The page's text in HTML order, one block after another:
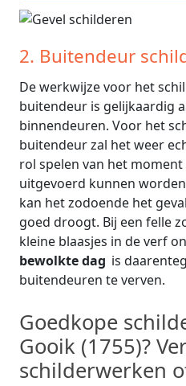
2. Buitendeur
De werkwijze voor het
buitendeur is gelijkaardig
binnendeuren. Voor het
buitendeur zal het weer
rol spelen van het
uitgevoerd kunnen
kan het zodoende het
goed droogt. Bij een felle
kleine blaasjes in de verf
bewolkte dag is
buitendeuren te verven.
Goedkope
Gooik (1755)?
schilderwerken